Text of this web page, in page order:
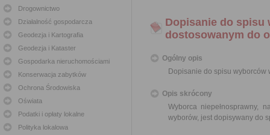
Drogownictwo
Działalność gospodarcza
Geodezja i Kartografia
Geodezja i Kataster
Gospodarka nieruchomościami
Konserwacja zabytków
Ochrona Środowiska
Oświata
Podatki i opłaty lokalne
Polityka lokalowa
Dopisanie do spisu
dostosowanym do
Ogólny opis
Dopisanie do spisu wyborców
Opis skrócony
Wyborca niepełnosprawny,
wyborów, jest dopisywany do